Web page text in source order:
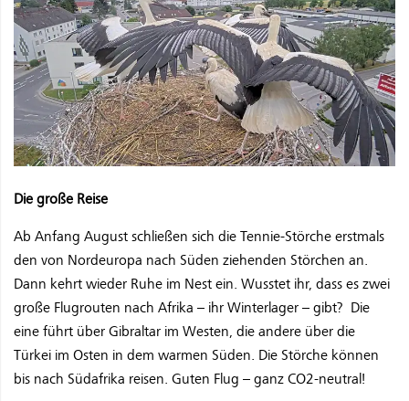
Die große Reise
Ab Anfang August schließen sich die Tennie-Störche erstmals
den von Nordeuropa nach Süden ziehenden Störchen an.
Dann kehrt wieder Ruhe im Nest ein. Wusstet ihr, dass es zwei
große Flugrouten nach Afrika – ihr Winterlager – gibt? Die
eine führt über Gibraltar im Westen, die andere über die
Türkei im Osten in dem warmen Süden. Die Störche können
bis nach Südafrika reisen. Guten Flug – ganz CO2-neutral!